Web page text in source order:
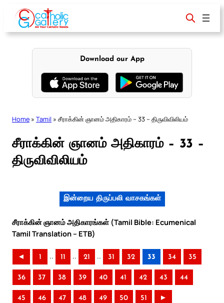
content
Download our App
Home » Tamil » சீராக்கின் ஞானம் அதிகாரம் – 33 – திருவிவிலியம்
சீராக்கின் ஞானம் அதிகாரம் – 33 –
திருவிவிலியம்
இன்றைய திருப்பலி வாசகங்கள்
சீராக்கின் ஞானம் அதிகாரங்கள் (Tamil Bible: Ecumenical
Tamil Translation – ETB)
◄ 1 .. 11 .. 21 .. 31 32 33 34 35
36 37 38 39 40 41 42 43 44
45 46 47 48 49 50 51 ►